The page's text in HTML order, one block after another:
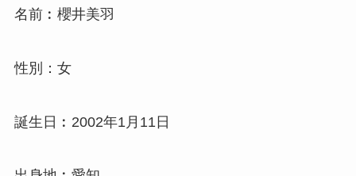
名前︰櫻井美羽
性別：女
誕生日︰2002年1月11日